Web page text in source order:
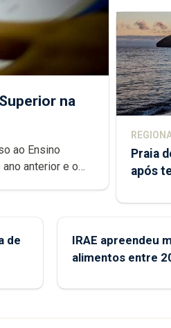
na
ao Ensino
anterior e o
Praia
após
de
IRAE apreendeu
alimentos entre